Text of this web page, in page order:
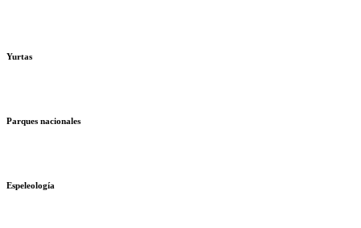
Yurtas
Parques nacionales
Espeleología